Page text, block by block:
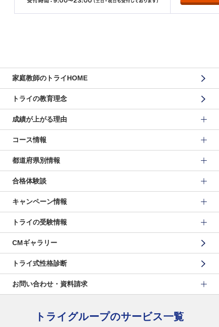
家庭教師のトライHOME
トライの教育理念
成績が上がる理由
コース情報
都道府県別情報
合格体験談
キャンペーン情報
トライの受験情報
CMギャラリー
トライ式性格診断
お問い合わせ・資料請求
トライグループのサービス一覧